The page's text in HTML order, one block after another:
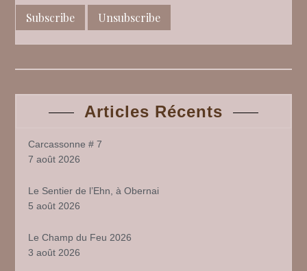
Articles Récents
Carcassonne # 7
7 août 2026
Le Sentier de l’Ehn, à Obernai
5 août 2026
Le Champ du Feu 2026
3 août 2026